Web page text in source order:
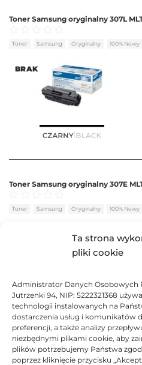
Ta strona
pliki cookie
Administrator Danych Osobowych
Jutrzenki 94, NIP: 5222321368
technologii instalowanych na
dostarczenia usług i komunikatów
preferencji, a także analizy
niezbędnymi plikami cookie, aby
plików potrzebujemy Państwa
poprzez kliknięcie przycisku
BRAK
Toner Samsung oryginalny 307L
Oceniono0
Toner Samsung Oryginalny 100% Nowy
Toner Samsung oryginalny 307E
Oceniono0
Toner Samsung Oryginalny 100% Nowy
Toner Samsung oryginalny 307U